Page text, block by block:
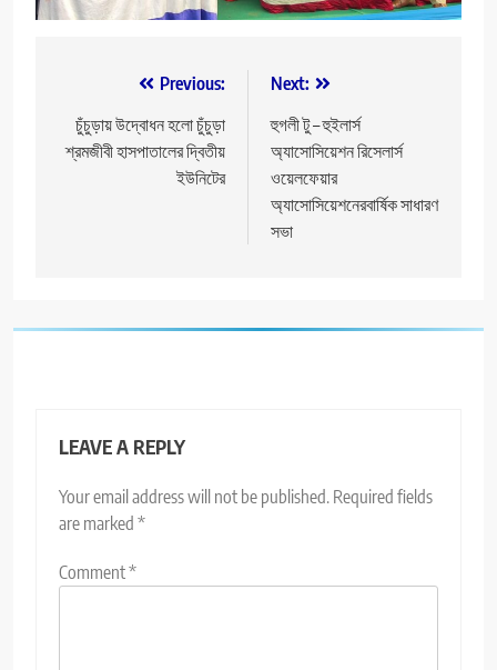
navigation
Previous:
চুঁচুড়ায় উদ্বোধন হলো চুঁচুড়া
শ্রমজীবী হাসপাতালের দ্বিতীয়
ইউনিটের
Next:
হুগলী টু – হুইলার্স
অ্যাসোসিয়েশন রিসেলার্স
ওয়েলফেয়ার
অ্যাসোসিয়েশনেরবার্ষিক সাধারণ
সভা
LEAVE A REPLY
Your email address will not be published. Required fields
are marked *
Comment*